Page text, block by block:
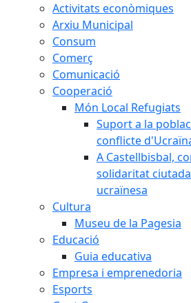
Activitats econòmiques
Arxiu Municipal
Consum
Comerç
Comunicació
Cooperació
Món Local Refugiats
Suport a la
conflicte
A Castellbisbal,
solidaritat
ucraïnesa
Cultura
Museu de la Pagesia
Educació
Guia educativa
Empresa i emprenedoria
Esports